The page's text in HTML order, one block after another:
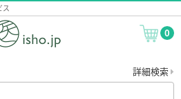
ス
0
詳細検索